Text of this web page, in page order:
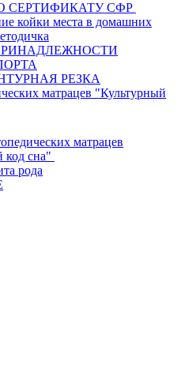
СЕРТИФИКАТУ СФР
койки места в домашних
РЕЗКА
матрацев "Культурный
матрацев
код сна"
рода